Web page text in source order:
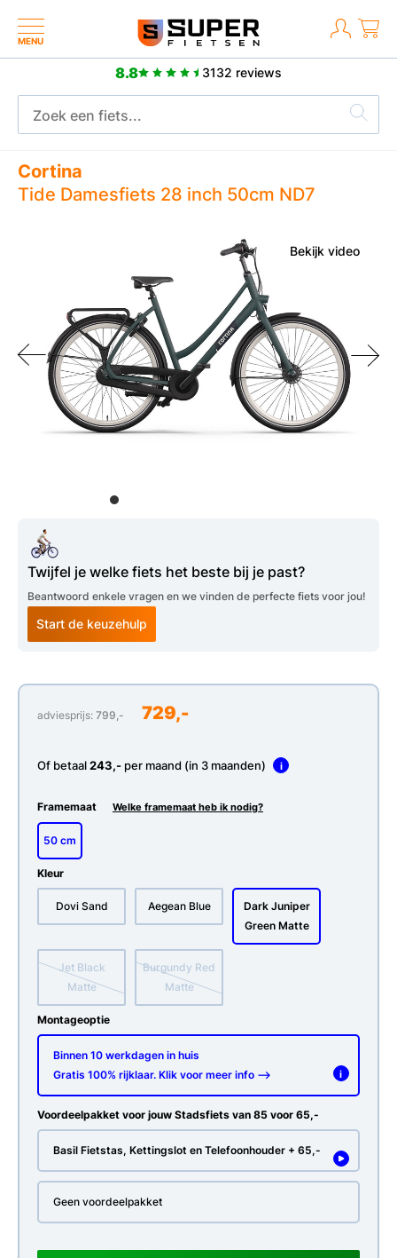
MENU
8.8 3132 reviews
Meer dan 2500 positieve reviews
Cortina
Tide Damesfiets 28 inch 50cm ND7
Bekijk video
Twijfel je welke fiets het beste bij je past?
Beantwoord enkele vragen en we vinden de perfecte fiets voor jou!
Start de keuzehulp
adviesprijs: 799,- 729,-
Of betaal243,- per maand (in 3 maanden) i
Framemaat Welke framemaat heb ik nodig?
50 cm
Kleur
Dovi Sand Aegean Blue
Dark Juniper
Green Matte
Jet Black
Matte
Burgundy Red
Matte
Montageoptie
Binnen 10 werkdagen in huis
Gratis 100% rijklaar. Klik voor meer info -->
i
Voordeelpakket voor jouw Stadsfiets van 85 voor 65,-
Basil Fietstas, Kettingslot en Telefoonhouder + 65,-
Geen voordeelpakket